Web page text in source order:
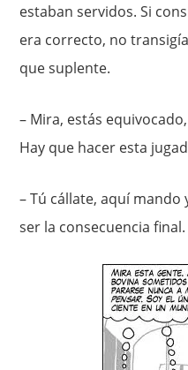
estaban servidos. Si
era correcto, no
que suplente.
– Mira, estás
Hay que hacer esta
– Tú cállate, aquí
ser la consecuencia final.